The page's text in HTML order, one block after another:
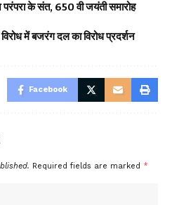
परंपरा के संत, 650 वी जयंती समारोह
में बजरंग दल का विरोध प्रदर्शन
Facebook
Required fields are marked *